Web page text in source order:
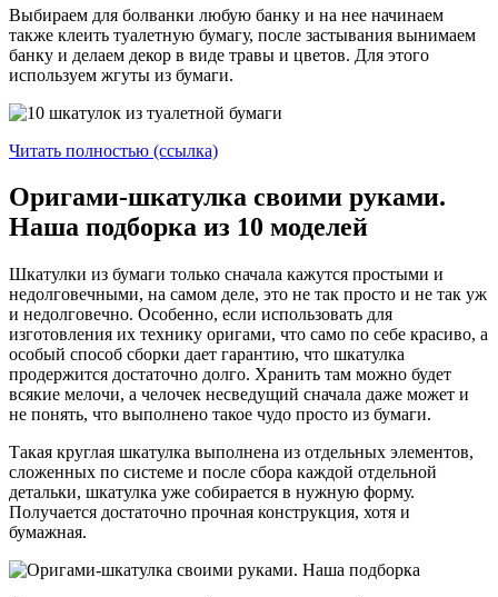
Выбираем для болванки любую банку и на нее начинаем
также клеить туалетную бумагу, после застывания вынимаем
банку и делаем декор в виде травы и цветов. Для этого
используем жгуты из бумаги.
Читать полностью (ссылка)
Оригами-шкатулка своими руками.
Наша подборка из 10 моделей
Шкатулки из бумаги только сначала кажутся простыми и
недолговечными, на самом деле, это не так просто и не так уж
и недолговечно. Особенно, если использовать для
изготовления их технику оригами, что само по себе красиво, а
особый способ сборки дает гарантию, что шкатулка
продержится достаточно долго. Хранить там можно будет
всякие мелочи, а челочек несведущий сначала даже может и
не понять, что выполнено такое чудо просто из бумаги.
Такая круглая шкатулка выполнена из отдельных элементов,
сложенных по системе и после сбора каждой отдельной
детальки, шкатулка уже собирается в нужную форму.
Получается достаточно прочная конструкция, хотя и
бумажная.